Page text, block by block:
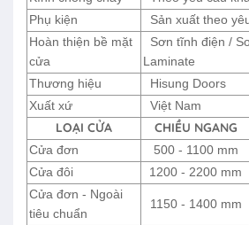
Phụ kiện
Sản xuất theo
Hoàn thiện bề mặt
cửa
Sơn tĩnh điện /
Laminate
Thương hiệu
Hisung Doors
Xuất xứ
Việt Nam
LOẠI CỬA CHIỀU NGANG
Cửa đơn 500 - 1100 mm
Cửa đôi
1200 - 2200 mm
Cửa đơn - Ngoài
tiêu chuẩn
1150 - 1400 mm